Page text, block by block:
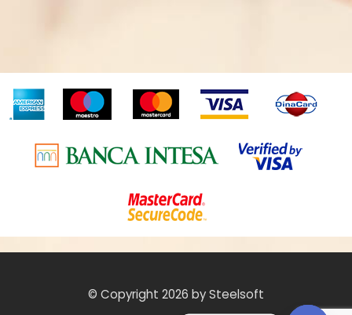
© Copyright 2026 by Steelsoft